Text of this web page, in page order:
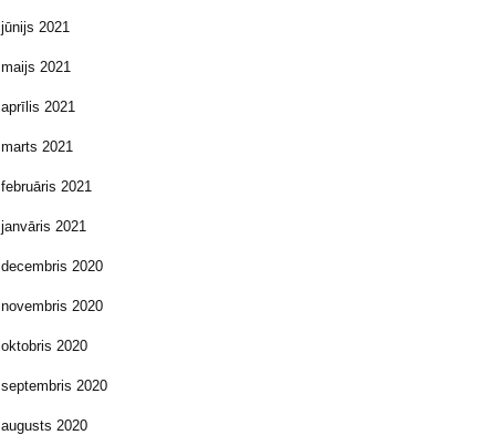
jūnijs 2021
maijs 2021
aprīlis 2021
marts 2021
februāris 2021
janvāris 2021
decembris 2020
novembris 2020
oktobris 2020
septembris 2020
augusts 2020